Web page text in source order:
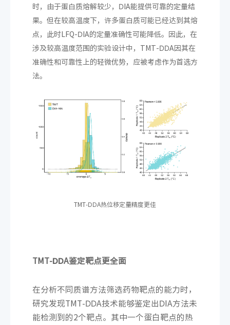
时，由于蛋白质熔解较少，DIA能提供可靠的定量结
果。但在较高温度下，许多蛋白质可能已经达到其熔
点，此时LFQ-DIA的定量准确性可能降低。因此，在
涉及较高温度范围的实验设计中，TMT-DDA因其在
准确性和可靠性上的轻微优势，应被考虑作为首选方
法。
TMT-DDA热位移定量精度更佳
TMT-DDA鉴定靶点更全面
在分析不同质谱方法筛选药物靶点的能力时，
研究发现TMT-DDA技术能够鉴定出DIA方法未
能检测到的2个靶点。其中一个蛋白靶点的热